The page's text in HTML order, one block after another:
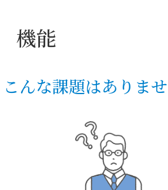
機能
んな課題はありま